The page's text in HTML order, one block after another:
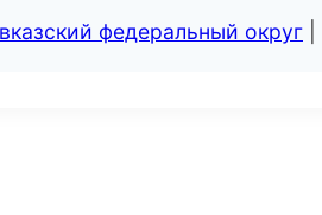
федеральный округ